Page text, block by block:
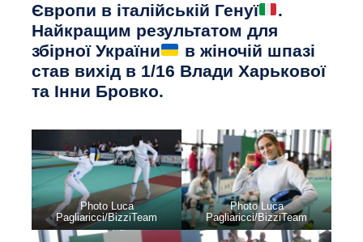
Європи в італійській Генуї
.
Найкращим результатом для
збірної України
в жіночій шпазі
став вихід в 1/16 Влади Харькової
та Інни Бровко.
Photo Luca
Pagliaricci/BizziTeam
Photo Luca
Pagliaricci/BizziTeam